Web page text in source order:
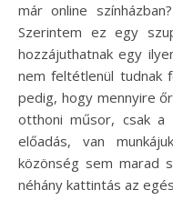
már online
Szerintem ez egy
hozzájuthatnak egy
nem feltétlenül tudnak
pedig, hogy mennyire
otthoni műsor, csak a
előadás, van
közönség sem marad
néhány kattintás az